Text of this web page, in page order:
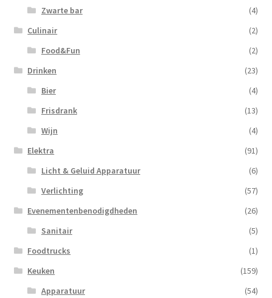
Zwarte bar
(4)
Culinair
(2)
Food&Fun
(2)
Drinken
(23)
Bier
(4)
Frisdrank
(13)
Wijn
(4)
Elektra
(91)
Licht & Geluid Apparatuur
(6)
Verlichting
(57)
Evenementenbenodigdheden
(26)
Sanitair
(5)
Foodtrucks
(1)
Keuken
(159)
Apparatuur
(54)